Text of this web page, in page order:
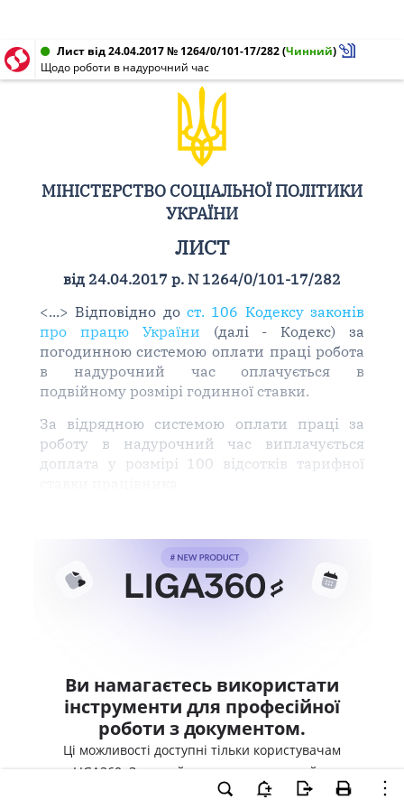
Лист від 24.04.2017 № 1264/0/101-17/282(Чинний)
Щодо роботи в надурочний час
МІНІСТЕРСТВО СОЦІАЛЬНОЇ ПОЛІТИКИ
УКРАЇНИ
ЛИСТ
від 24.04.2017 р. N 1264/0/101-17/282
<...> Відповідно до ст. 106 Кодексу законів
про працю України (далі - Кодекс) за
погодинною системою оплати праці робота
в надурочний час оплачується в
подвійному розмірі годинної ставки.
За відрядною системою оплати праці за
роботу в надурочний час виплачується
доплата у розмірі 100 відсотків тарифної
Ви намагаєтесь використати
інструменти для професійної
роботи з документом.
Ці можливості доступні тільки користувачам
LIGA360. Залишайте заявку та отримайте
доступ для професійної роботи прямо зараз.